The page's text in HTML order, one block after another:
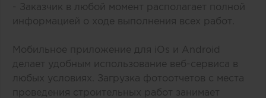
- Заказчик в любой момент располагает полной
информацией о ходе выполнения всех работ.
Мобильное приложение для iOs и Android
делает удобным использование веб-сервиса в
любых условиях. Загрузка фотоотчетов с места
проведения строительных работ занимает